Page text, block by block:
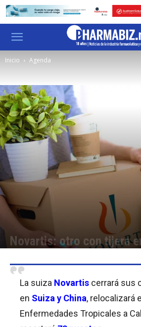
Inicio Agenda
Novartis: otro con tijera
La suiza Novartis cerrará sus
en Suiza y China, relocalizará
Enfermedades Tropicales a